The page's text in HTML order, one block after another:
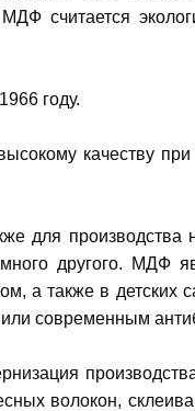
считается
году.
качеству
для
другого. МДФ
а также в
современным
волокон,